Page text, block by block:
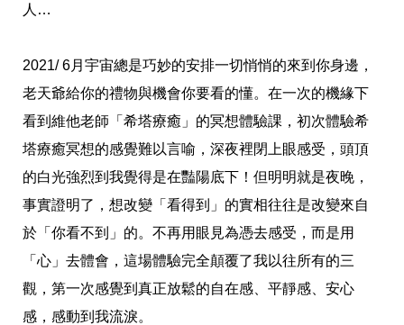
人…
2021/ 6月宇宙總是巧妙的安排一切悄悄的來到你身邊，
老天爺給你的禮物與機會你要看的懂。在一次的機緣下
看到維他老師「希塔療癒」的冥想體驗課，初次體驗希
塔療癒冥想的感覺難以言喻，深夜裡閉上眼感受，頭頂
的白光強烈到我覺得是在豔陽底下！但明明就是夜晚，
事實證明了，想改變「看得到」的實相往往是改變來自
於「你看不到」的。不再用眼見為憑去感受，而是用
「心」去體會，這場體驗完全顛覆了我以往所有的三
觀，第一次感覺到真正放鬆的自在感、平靜感、安心
感，感動到我流淚。